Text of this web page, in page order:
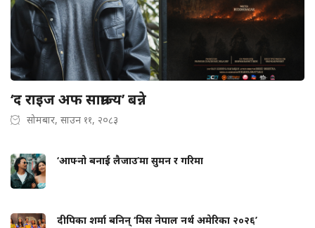
‘द राइज अफ साम्राज्य’ बन्ने
सोमबार, साउन ११, २०८३
‘आफ्नो बनाई लैजाउ’मा सुमन र गरिमा
दीपिका शर्मा बनिन् ‘मिस नेपाल नर्थ अमेरिका २०२६’